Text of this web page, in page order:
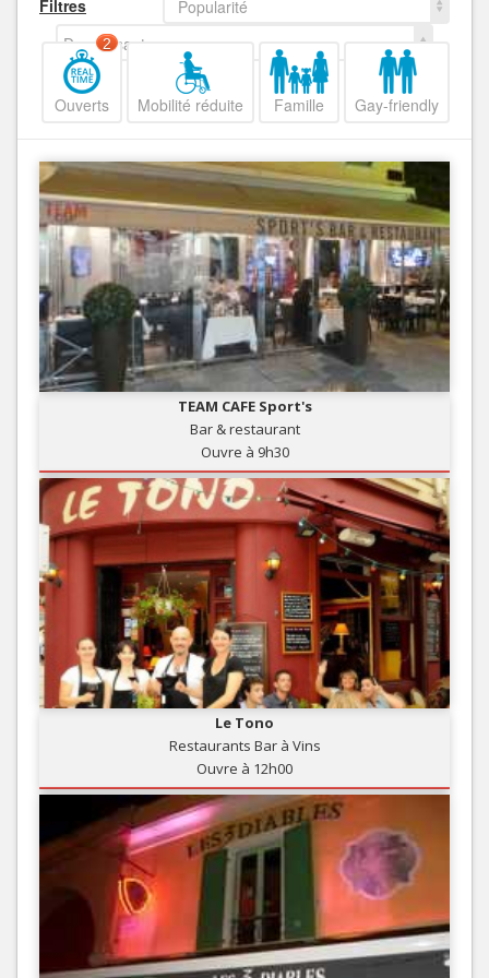
Filtres
Popularité
Decroissant
Ouverts
2
Mobilité réduite Famille Gay-friendly
TEAM CAFE Sport's
Bar & restaurant
Ouvre à 9h30
Le Tono
Restaurants Bar à Vins
Ouvre à 12h00